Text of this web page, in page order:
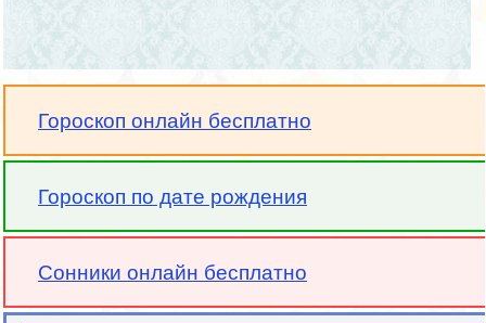
Гороскоп онлайн бесплатно
Гороскоп по дате рождения
Сонники онлайн бесплатно